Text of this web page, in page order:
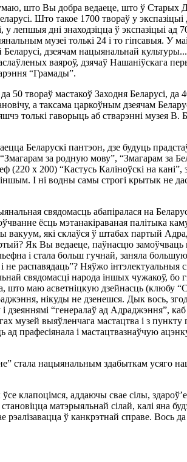
што Вы добра ведаеце, што ў Старых
Што такое 1700 твораў у
лепшыя дні знаходзіцца ў экспазіцыі ад
музеі толькі 24 і то гіпсавыя. У
дзеячам нацыянальнай
ваяроў, дзячаў Нашаніўскага
“Грамады”.
50 твораў мастакоў Заходня Беларусі, да
а таксама царкоўным дзеячам
толькі гаворыць аб стварэнні музея В.
Беларускі пантэон, дзе будуць
за родную мову”, “Змагарам за
х 200) “Кастусь Каліноўскі на кані”,
І ні водны самы строгі крытык не
свядомасць абапіралася на
ёсць мэтанакіраваная палітыка
вакуум, які склаўся ў штабах партый
Як Вы ведаеце, паўнасцю замоўчваць
і стала больш гучнай, заняла
распавядаць”? Няўжо інтэлектуальныя
свядомасці народа іншых чужакоў, бо
што маю асветніцкую дзейнасць (клюбу
нікуды не дзенешся. Дык вось,
“генералаў ад Адраджэння”, каб
музей выяўленчага мастацтва і з пункту
прафесіянала і мастацтвазнаўчую
стала нацыянальным здабыткам усяго
клапоцімся, аддаючы свае сілы,
матэрыяльнай сілай, калі яна
рэалізавацца ў канкрэтнай справе. Вось